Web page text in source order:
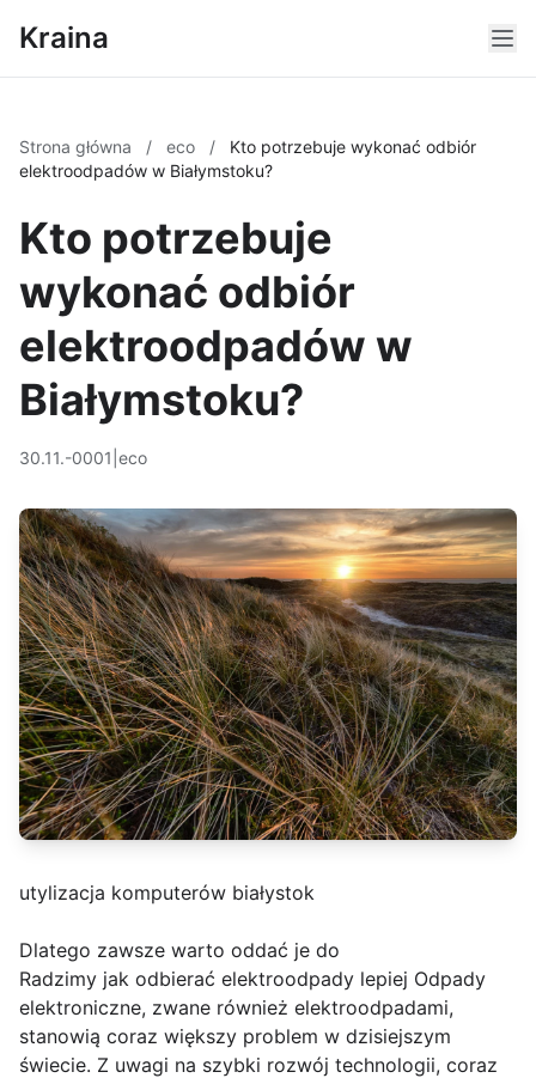
Kraina
Strona główna / eco /
Kto potrzebuje wykonać odbiór
elektroodpadów w Białymstoku?
Kto potrzebuje
wykonać odbiór
elektroodpadów w
Białymstoku?
30.11.-0001 eco
utylizacja komputerów białystok
Dlatego zawsze warto oddać je do
Radzimy jak odbierać elektroodpady lepiej Odpady
elektroniczne, zwane również elektroodpadami,
stanowią coraz większy problem w dzisiejszym
świecie. Z uwagi na szybki rozwój technologii, coraz